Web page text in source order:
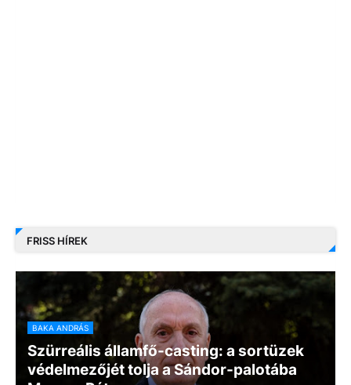
FRISS HÍREK
BAKA ANDRÁS
Szürreális államfő-casting: a sortüzek
védelmezőjét tolja a Sándor-palotába